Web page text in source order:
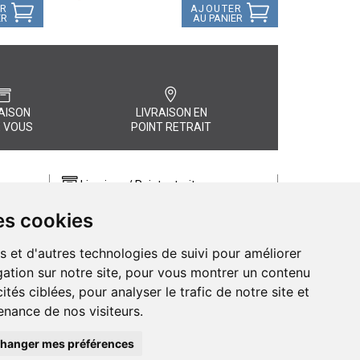
cookies
et d'autres technologies de suivi pour améliorer
sur notre site, pour vous montrer un contenu
ciblées, pour analyser le trafic de notre site et
de nos visiteurs.
mes préférences
AJOUTER
AU PANIER
VOUS
LIVRAISON EN
POINT RETRAIT
quel
Livraison / Point retrait
commande rapidement chez vous ou
Livraison chez vous ou en points relais